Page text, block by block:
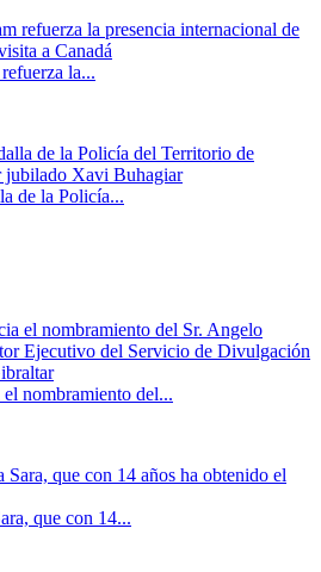
la...
de la Policía...
nombramiento del...
que con 14...